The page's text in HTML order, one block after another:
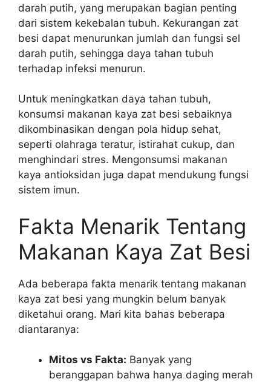
darah putih, yang merupakan bagian penting
dari sistem kekebalan tubuh. Kekurangan zat
besi dapat menurunkan jumlah dan fungsi sel
darah putih, sehingga daya tahan tubuh
terhadap infeksi menurun.
Untuk meningkatkan daya tahan tubuh,
konsumsi makanan kaya zat besi sebaiknya
dikombinasikan dengan pola hidup sehat,
seperti olahraga teratur, istirahat cukup, dan
menghindari stres. Mengonsumsi makanan
kaya antioksidan juga dapat mendukung fungsi
sistem imun.
Fakta Menarik Tentang
Makanan Kaya Zat Besi
Ada beberapa fakta menarik tentang makanan
kaya zat besi yang mungkin belum banyak
diketahui orang. Mari kita bahas beberapa
diantaranya:
Mitos vs Fakta: Banyak yang
beranggapan bahwa hanya daging merah